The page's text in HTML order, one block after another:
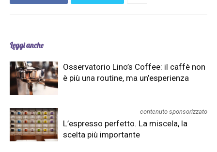
Leggi anche
Osservatorio Lino’s Coffee: il caffè non
è più una routine, ma un’esperienza
contenuto sponsorizzato
L’espresso perfetto. La miscela, la
scelta più importante